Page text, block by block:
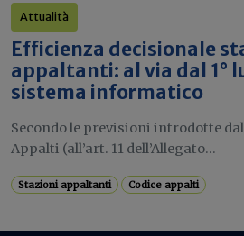
Attualità
Efficienza decisionale
appaltanti: al via dal 1°
sistema informatico
Secondo le previsioni introdotte
Appalti (all’art. 11 dell’Allegato...
Stazioni appaltanti Codice appalti